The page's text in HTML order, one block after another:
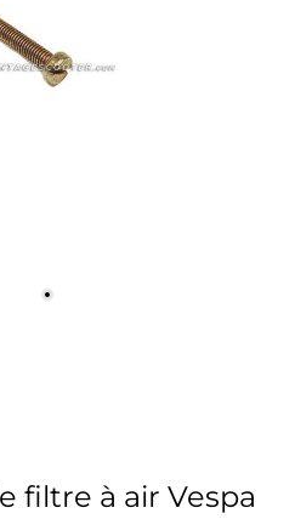
filtre à air Vespa